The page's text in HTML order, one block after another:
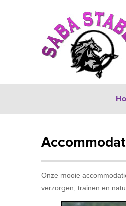
Onze mooie
verzorgen, trainen en